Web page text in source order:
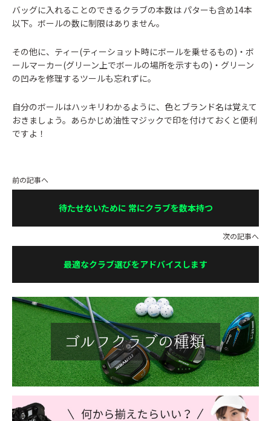
バッグに入れることのできるクラブの本数は パターも含め14本
以下。ボールの数に制限はありません。
その他に、ティー(ティーショット時にボールを乗せるもの)・ボ
ールマーカー(グリーン上でボールの場所を示すもの)・グリーン
の凹みを修理するツールも忘れずに。
自分のボールはハッキリわかるように、色とブランド名は覚えて
おきましょう。あらかじめ油性マジックで印を付けておくと便利
ですよ！
前の記事へ
待たせないために 常にクラブを数本持つ
次の記事へ
最適なクラブ選びをアドバイスします